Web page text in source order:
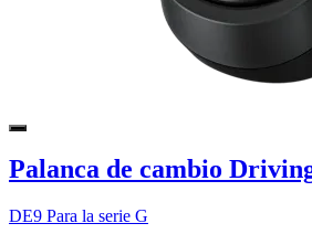
Palanca de cambio
DE9 Para la serie G